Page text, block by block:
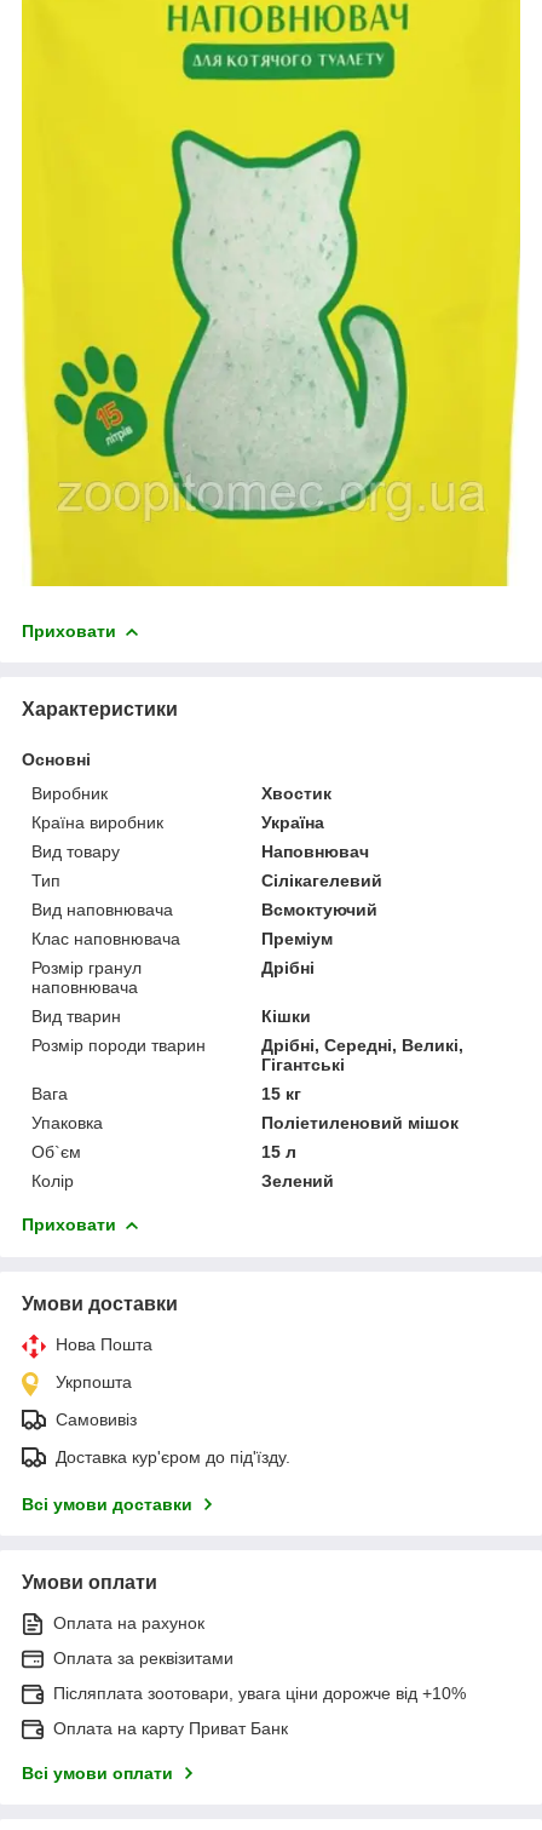
Приховати
Характеристики
Основні
Виробник
Хвостик
Країна виробник
Україна
Вид товару
Наповнювач
Тип
Сілікагелевий
Вид наповнювача
Всмоктуючий
Клас наповнювача
Преміум
Розмір гранул
наповнювача
Дрібні
Вид тварин
Кішки
Розмір породи тварин
Дрібні, Середні, Великі,
Гігантські
Вага
15 кг
Упаковка
Поліетиленовий мішок
Об`єм
15 л
Колір
Зелений
Приховати
Умови доставки
Нова Пошта
Укрпошта
Самовивіз
Доставка кур'єром до під'їзду.
Всі умови доставки
Умови оплати
Оплата на рахунок
Оплата за реквізитами
Післяплата зоотовари, увага ціни дорожче від +10%
Оплата на карту Приват Банк
Всі умови оплати